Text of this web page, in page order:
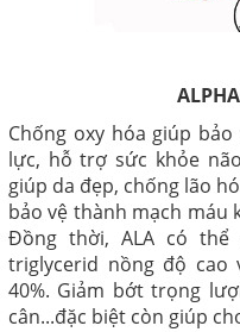
Chống oxy hóa giúp
lực, hỗ trợ sức khỏe
giúp da đẹp, chống lão
bảo vệ thành mạch máu
Đồng thời, ALA có
triglycerid nồng độ cao
40%. Giảm bớt trọng
cân...đặc biệt còn giúp